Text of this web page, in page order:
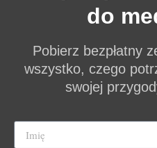
do
Pobierz bezpłatny
wszystko, czego
swojej